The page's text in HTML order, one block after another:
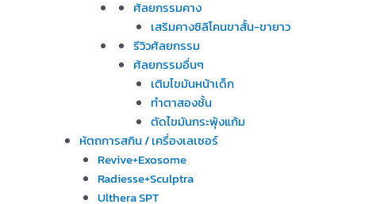
ศัลยกรรมคาง
เสริมคางซิลิโคนขาสั้น-ขายาว
รีวิวศัลยกรรม
ศัลยกรรมอื่นๆ
เติมไขมันหน้าเด็ก
ทำตาสองชั้น
ตัดไขมันกระพุ้งแก้ม
หัตถการสกิน / เครื่องเลเซอร์
Revive+Exosome
Radiesse+Sculptra
Ulthera SPT